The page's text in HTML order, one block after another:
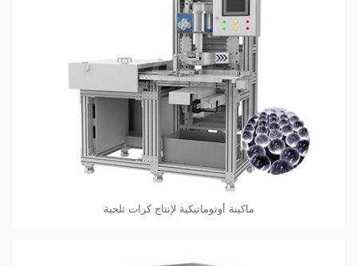
ماكينة أوتوماتيكية لإنتاج كرات ثلجية